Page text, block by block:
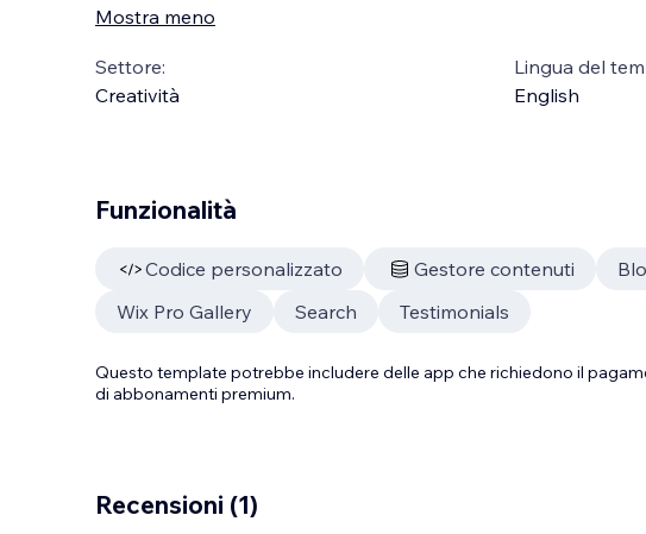
Mostra meno
Settore:
Creatività
Lingua del
English
Funzionalità
Codice personalizzato Gestore contenuti
Wix Pro Gallery
Search Testimonials
Questo template potrebbe includere delle app che richiedono il
di abbonamenti premium.
Recensioni (1)